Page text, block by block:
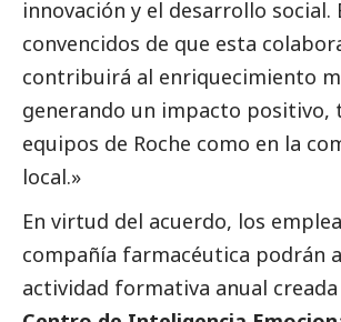
innovación y el desarrollo social.
convencidos de que esta
contribuirá al enriquecimiento
generando un impacto positivo,
equipos de Roche como en la
local.»
En virtud del acuerdo, los
compañía farmacéutica podrán
actividad formativa anual